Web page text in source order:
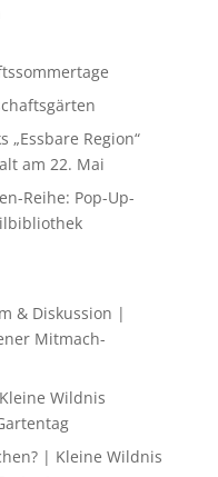
Region“
am 22. Mai
Reihe: Pop-Up-
& Diskussion |
Mitmach-
Wildnis
| Kleine Wildnis